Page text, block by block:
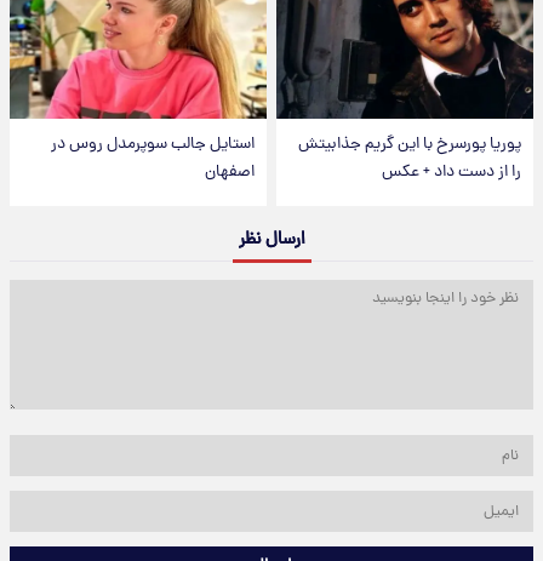
پوریا پورسرخ با این گریم جذابیتش
را از دست داد + عکس
استایل جالب سوپرمدل روس در
اصفهان
ارسال نظر